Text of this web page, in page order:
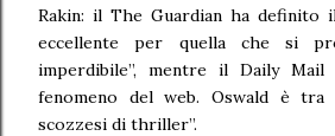
Rakin: il The Guardian ha definito
eccellente per quella che si
imperdibile”, mentre il Daily
fenomeno del web. Oswald è
scozzesi di thriller”.